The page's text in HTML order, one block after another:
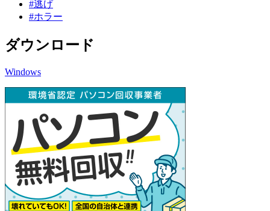
#逃げ
#ホラー
ダウンロード
Windows